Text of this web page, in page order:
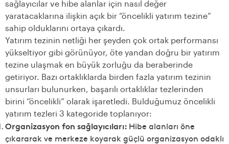
sağlayıcılar ve hibe alanlar için nasıl değer
yaratacaklarına ilişkin açık bir “öncelikli yatırım tezine”
sahip olduklarını ortaya çıkardı.
Yatırım tezinin netliği her şeyden çok ortak performansı
yükseltiyor gibi görünüyor, öte yandan doğru bir yatırım
tezine ulaşmak en büyük zorluğu da beraberinde
getiriyor. Bazı ortaklıklarda birden fazla yatırım tezinin
unsurları bulunurken, başarılı ortaklıklar tezlerinden
birini “öncelikli” olarak işaretledi. Bulduğumuz öncelikli
yatırım tezleri 3 kategoride toplanıyor:
Organizasyon fon sağlayıcıları: Hibe alanları öne
çıkararak ve merkeze koyarak güçlü organizasyon odaklı